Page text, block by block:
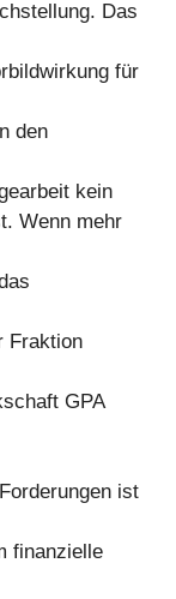
Das
für
den
kein
Wenn mehr
Fraktion
GPA
ist
finanzielle